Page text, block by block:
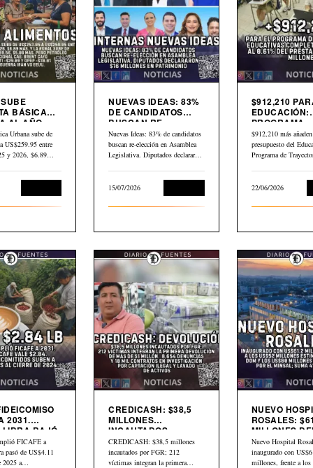
BÁSICA
AL AÑO.
GLOBAL
DESDE
Urbana sube de
US$259.95 entre
y 2026, $6.89…
NUEVAS IDEAS: 83%
DE CANDIDATOS
BUSCAN RE-
ELECCIÓN EN
ASAMBLEA
LEGISLATIVA
Nuevas Ideas: 83% de candidatos
buscan re-elección en Asamblea
Legislativa. Diputados declararon
15/07/2026
$912,210
EDUCACIÓN:
PROGRAMA
EDUCATIVAS
COMPLEJAS
$912,210 más
presupuesto del
Programa de
22/06/2026
2031.
LIBRA BAJÓ
FICAFE a
pasó de US$4.11
2025 a…
CREDICASH: $38,5
MILLONES
INCAUTADOS.
INICIAN DEVOLUCIÓN
CREDICASH: $38,5 millones
incautados por FGR; 212
víctimas integran la primera
NUEVO
ROSALES:
MILLONES
$80 MILLONES
BID
Nuevo Hospital
inaugurado con
millones, frente a los